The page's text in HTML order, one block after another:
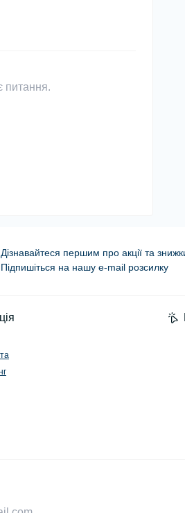
питання.
Дізнавайтеся першим про акції та
Підпишіться на нашу e-mail розсилку